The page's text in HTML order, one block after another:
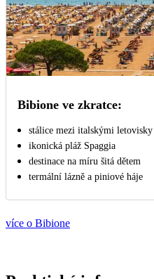
Bibione ve zkratce:
stálice mezi italskými letovisky
ikonická pláž Spaggia
destinace na míru šitá dětem
termální lázně a piniové háje
více o Bibione